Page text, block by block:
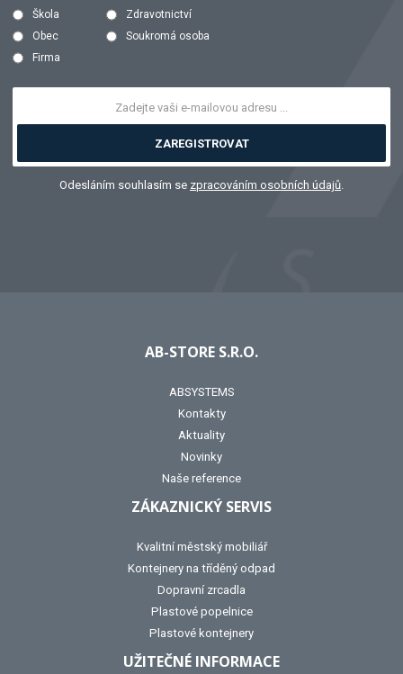
Škola
Zdravotnictví
Obec
Soukromá osoba
Firma
ZAREGISTROVAT
Odesláním souhlasím se zpracováním osobních údajů.
AB-STORE S.R.O.
ABSYSTEMS
Kontakty
Aktuality
Novinky
Naše reference
ZÁKAZNICKÝ SERVIS
Kvalitní městský mobiliář
Kontejnery na tříděný odpad
Dopravní zrcadla
Plastové popelnice
Plastové kontejnery
UŽITEČNÉ INFORMACE